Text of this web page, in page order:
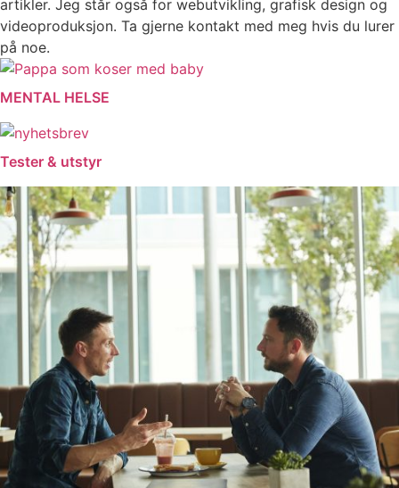
artikler. Jeg står også for webutvikling, grafisk design og
videoproduksjon. Ta gjerne kontakt med meg hvis du lurer
på noe.
MENTAL HELSE
Tester & utstyr